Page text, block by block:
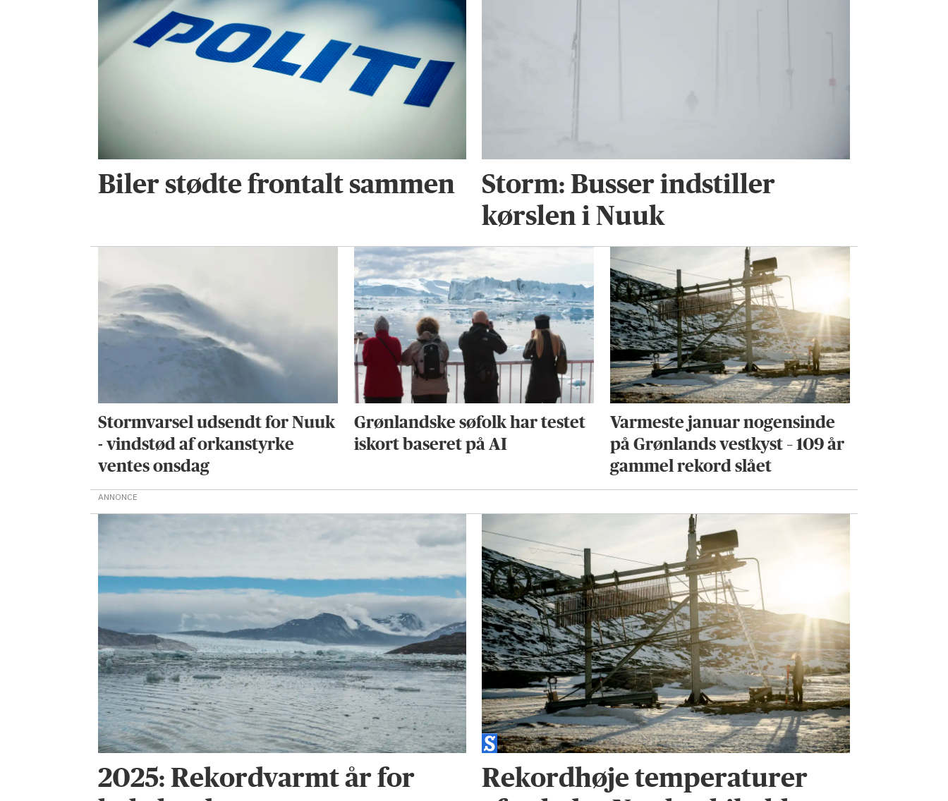
Biler stødte frontalt sammen
Storm: Busser indstiller
kørslen i Nuuk
Stormvarsel udsendt for Nuuk
- vindstød af orkanstyrke
ventes onsdag
Grønlandske søfolk har testet
iskort baseret på AI
Varmeste januar nogensinde
på Grønlands vestkyst – 109 år
gammel rekord slået
ANNONCE
2025: Rekordvarmt år for
Rekordhøje temperaturer